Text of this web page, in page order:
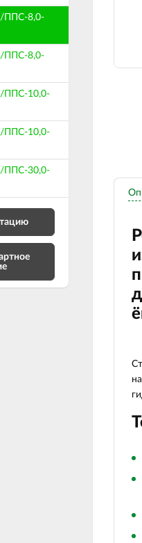
8,0-
8,0-
10,0-
10,0-
30,0-